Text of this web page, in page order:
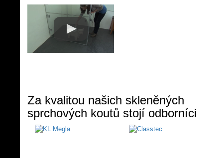
Za kvalitou našich skleněných
sprchových koutů stojí odborníci